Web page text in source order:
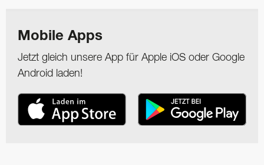
Mobile Apps
Jetzt gleich unsere App für Apple iOS oder Google
Android laden!